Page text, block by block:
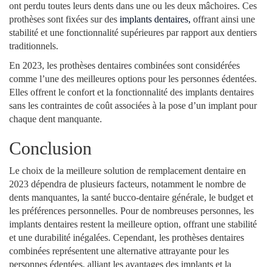
ont perdu toutes leurs dents dans une ou les deux mâchoires. Ces
prothèses sont fixées sur des implants dentaires, offrant ainsi une
stabilité et une fonctionnalité supérieures par rapport aux dentiers
traditionnels.
En 2023, les prothèses dentaires combinées sont considérées
comme l’une des meilleures options pour les personnes édentées.
Elles offrent le confort et la fonctionnalité des implants dentaires
sans les contraintes de coût associées à la pose d’un implant pour
chaque dent manquante.
Conclusion
Le choix de la meilleure solution de remplacement dentaire en
2023 dépendra de plusieurs facteurs, notamment le nombre de
dents manquantes, la santé bucco-dentaire générale, le budget et
les préférences personnelles. Pour de nombreuses personnes, les
implants dentaires restent la meilleure option, offrant une stabilité
et une durabilité inégalées. Cependant, les prothèses dentaires
combinées représentent une alternative attrayante pour les
personnes édentées, alliant les avantages des implants et la